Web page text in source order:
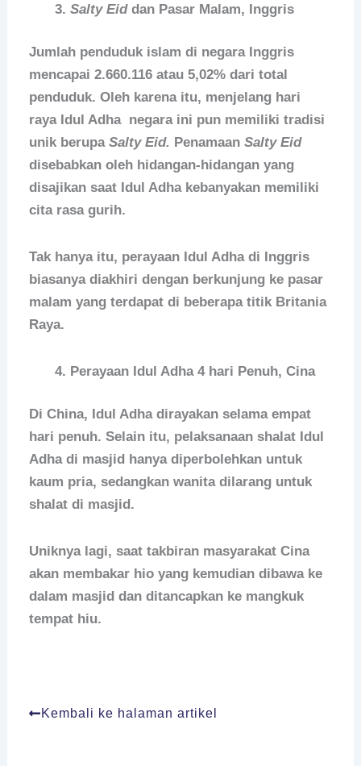
Salty Eiddan Pasar Malam, Inggris
Jumlah penduduk islam di negara Inggris
mencapai 2.660.116 atau 5,02% dari total
penduduk. Oleh karena itu, menjelang hari
raya Idul Adha negara ini pun memiliki tradisi
unik berupaSalty Eid. PenamaanSalty Eid
disebabkan oleh hidangan-hidangan yang
disajikan saat Idul Adha kebanyakan memiliki
cita rasa gurih.
Tak hanya itu, perayaan Idul Adha di Inggris
biasanya diakhiri dengan berkunjung ke pasar
malam yang terdapat di beberapa titik Britania
Raya.
Perayaan Idul Adha 4 hari Penuh, Cina
Di China, Idul Adha dirayakan selama empat
hari penuh. Selain itu, pelaksanaan shalat Idul
Adha di masjid hanya diperbolehkan untuk
kaum pria, sedangkan wanita dilarang untuk
shalat di masjid.
Uniknya lagi, saat takbiran masyarakat Cina
akan membakar hio yang kemudian dibawa ke
dalam masjid dan ditancapkan ke mangkuk
tempat hiu.
Kembali ke halaman artikel